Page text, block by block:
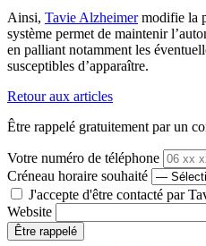
Ainsi, Tavie Alzheimermodifie la
système permet de maintenir
en palliant notamment les
susceptibles d’apparaître.
Retour aux articles
Être rappelé gratuitement par un
Votre numéro de téléphone
Créneau horaire souhaité
J'accepte d'être contacté par
Website
Être rappelé